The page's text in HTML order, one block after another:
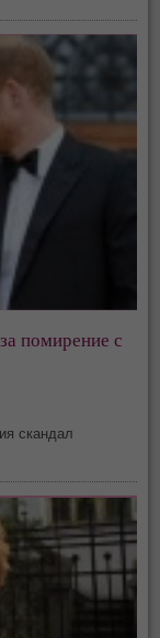
помирение с
скандал